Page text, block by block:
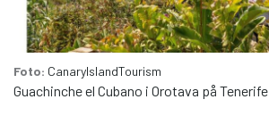
Foto: CanaryIslandTourism
Guachinche el Cubano i Orotava på Tenerife.